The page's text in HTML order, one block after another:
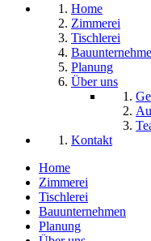
Home
Zimmerei
Tischlerei
Planung
Über uns
Kontakt
Home
Zimmerei
Tischlerei
Bauunternehmen
Planung